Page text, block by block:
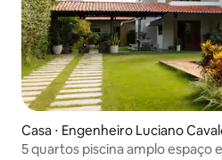
Casa ⋅ Engenheiro Luciano
5 quartos piscina amplo espaço